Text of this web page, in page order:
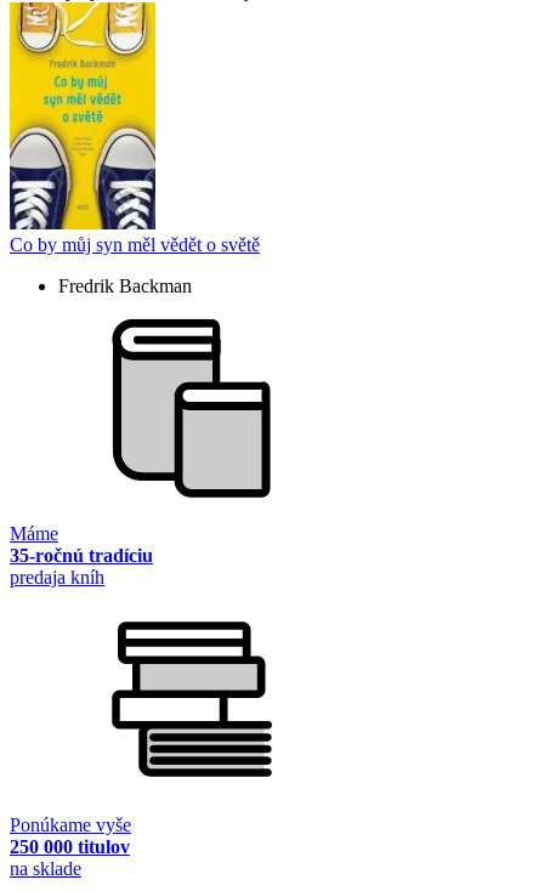
Co by můj syn měl vědět o světě
Fredrik Backman
Máme
35-ročnú tradíciu
predaja kníh
Ponúkame vyše
250 000 titulov
na sklade